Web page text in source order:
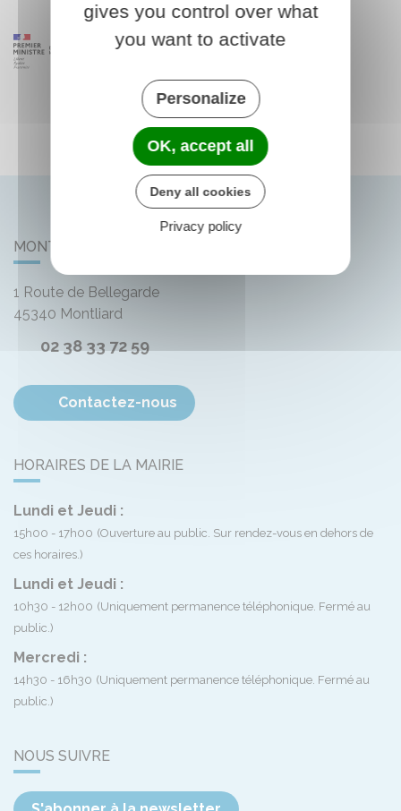
MONTLIARD
1 Route de Bellegarde
45340 Montliard
02 38 33 72 59
Contactez-nous
HORAIRES DE LA MAIRIE
Lundi et Jeudi :
15h00 - 17h00 (Ouverture au public. Sur rendez-vous en dehors de
ces horaires.)
Lundi et Jeudi :
10h30 - 12h00 (Uniquement permanence téléphonique. Fermé au
public.)
Mercredi :
14h30 - 16h30 (Uniquement permanence téléphonique. Fermé au
public.)
NOUS SUIVRE
gives you control over what
you want to activate
Personalize
OK, accept all
Deny all cookies
Privacy policy